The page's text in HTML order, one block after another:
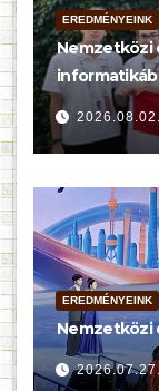
EREDMÉNYEINK
Nemzetközi
2026.08.02.
EREDMÉNYEINK
Nemzetközi